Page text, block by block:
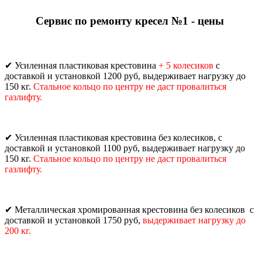
Сервис по ремонту кресел №1 - цены
✔ Усиленная пластиковая крестовина + 5 колесиков с
доставкой и установкой 1200 руб, выдерживает нагрузку до
150 кг. Стальное кольцо по центру не даст провалиться
газлифту.
✔ Усиленная пластиковая крестовина без колесиков, с
доставкой и установкой 1100 руб, выдерживает нагрузку до
150 кг. Стальное кольцо по центру не даст провалиться
газлифту.
✔ Металлическая хромированная крестовина без колесиков с
доставкой и установкой 1750 руб, выдерживает нагрузку до
200 кг.